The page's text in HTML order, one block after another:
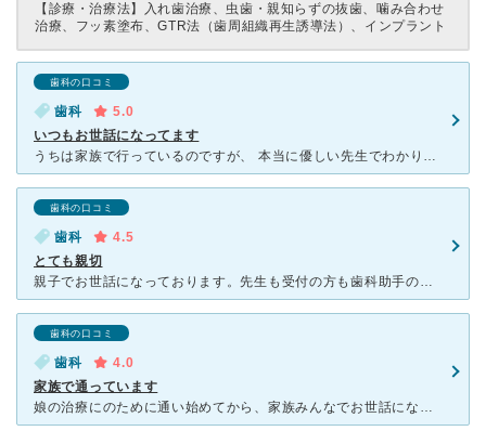
【診療・治療法】
入れ歯治療、虫歯・親知らずの抜歯、噛み合わせ
治療、フッ素塗布、GTR法（歯周組織再生誘導法）、インプラント
歯科の口コミ
歯科
5.0
いつもお世話になってます
うちは家族で行っているのですが、 本当に優しい先生でわかりやすく治療してくれます。 私は歯医者さんが大嫌いでしたがここの歯医者さんは安心して行けます。 レントゲンも他のところでは吐いてしまってい
歯科の口コミ
歯科
4.5
とても親切
親子でお世話になっております。先生も受付の方も歯科助手の方もとても優しくて親切です。口の中の状況、治療の仕方など詳しく説明してくれます。定期検診を忘れがちですが毎回きちんとお手紙をくれます。お陰で私も
歯科の口コミ
歯科
4.0
家族で通っています
娘の治療にのために通い始めてから、家族みんなでお世話になっています。 先生は優しく、こちらの話もしっかり聞いてくれます。まだ若い先生ですが、学会等にも積極的に参加しているようでどんどん新しい技術を身